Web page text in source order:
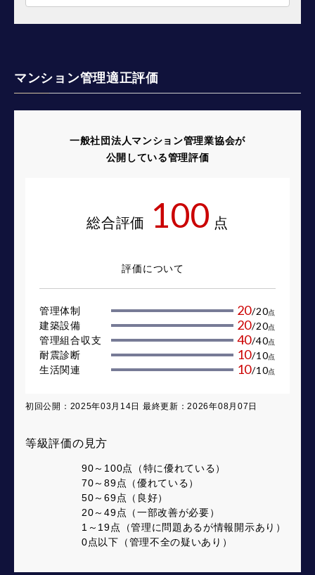
マンション管理適正評価
一般社団法人マンション管理業協会が
公開している管理評価
総合評価 100 点
評価について
管理体制 20/20点
建築設備 20/20点
管理組合収支 40/40点
耐震診断 10/10点
生活関連 10/10点
初回公開：2025年03月14日 最終更新：2026年08月07日
等級評価の見方
90～100点（特に優れている）
70～89点（優れている）
50～69点（良好）
20～49点（一部改善が必要）
1～19点（管理に問題あるが情報開示あり）
0点以下（管理不全の疑いあり）